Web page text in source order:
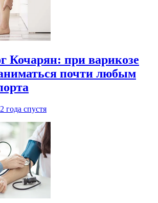
Кочарян: при варикозе
почти любым
2 года спустя